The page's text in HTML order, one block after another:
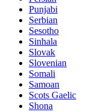
Punjabi
Serbian
Sesotho
Sinhala
Slovak
Slovenian
Somali
Samoan
Scots Gaelic
Shona